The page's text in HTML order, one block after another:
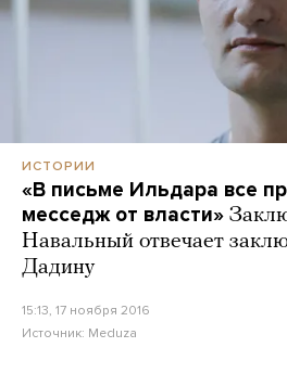
ИСТОРИИ
«В письме Ильдара все
месседж от власти»
Навальный отвечает
Дадину
15:13, 17 ноября 2016
Источник: Meduza